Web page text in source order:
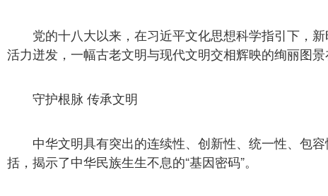
党的十八大以来，在习近平文化思想科学指引下，
活力迸发，一幅古老文明与现代文明交相辉映的绚丽图景
守护根脉 传承文明
中华文明具有突出的连续性、创新性、统一性、包
括，揭示了中华民族生生不息的“基因密码”。